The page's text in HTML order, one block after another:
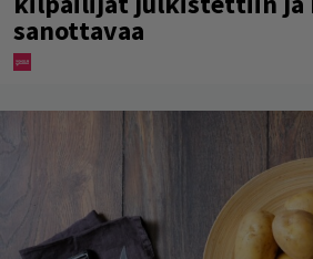
sanottavaa